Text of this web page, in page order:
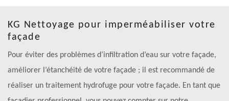
KG Nettoyage pour imperméabiliser votre
façade
Pour éviter des problèmes d’infiltration d’eau sur votre façade,
améliorer l’étanchéité de votre façade ; il est recommandé de
réaliser un traitement hydrofuge pour votre façade. En tant que